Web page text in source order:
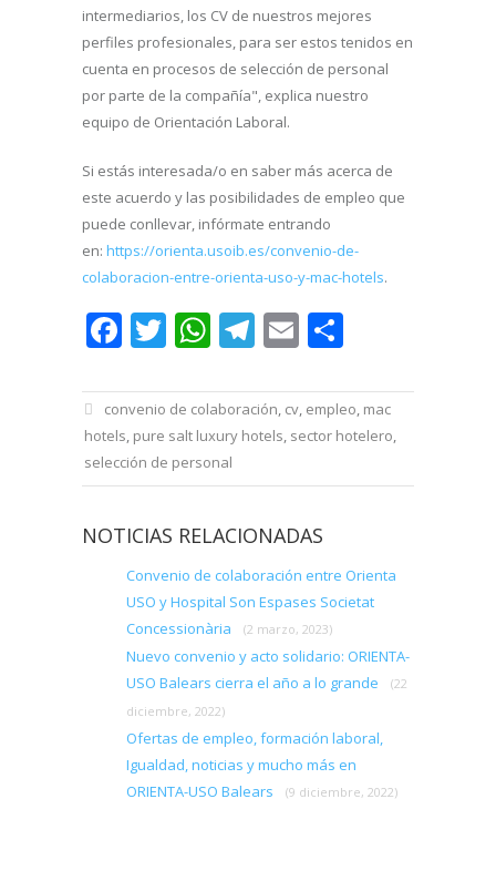
intermediarios, los CV de nuestros mejores
perfiles profesionales, para ser estos tenidos en
cuenta en procesos de selección de personal
por parte de la compañía", explica nuestro
equipo de Orientación Laboral.
Si estás interesada/o en saber más acerca de
este acuerdo y las posibilidades de empleo que
puede conllevar, infórmate entrando
en: https://orienta.usoib.es/convenio-de-
colaboracion-entre-orienta-uso-y-mac-hotels.
Facebook
Twitter
WhatsApp
Telegram
Email
convenio de colaboración, cv, empleo, mac
hotels, pure salt luxury hotels, sector hotelero,
selección de personal
NOTICIAS RELACIONADAS
Convenio de colaboración entre Orienta
USO y Hospital Son Espases Societat
Concessionària
(2 marzo, 2023)
Nuevo convenio y acto solidario: ORIENTA-
USO Balears cierra el año a lo grande
(22
diciembre, 2022)
Ofertas de empleo, formación laboral,
Igualdad, noticias y mucho más en
ORIENTA-USO Balears
(9 diciembre, 2022)